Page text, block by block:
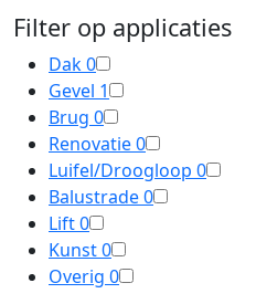
Filter op applicaties
Dak0
Gevel 1
Brug 0
Renovatie0
Luifel/Droogloop 0
Balustrade0
Lift0
Kunst0
Overig 0